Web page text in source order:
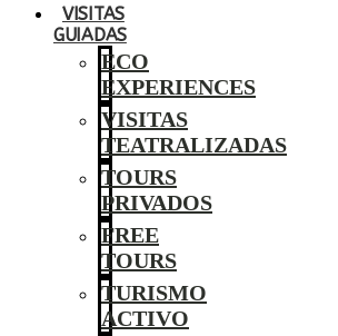
VISITAS
GUIADAS
ECO
EXPERIENCES
VISITAS
TEATRALIZADAS
TOURS
PRIVADOS
FREE
TOURS
TURISMO
ACTIVO